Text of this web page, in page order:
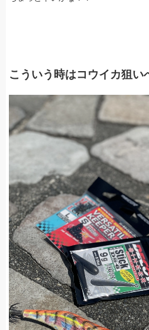
こういう時はコウイカ狙い